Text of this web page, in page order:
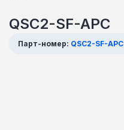
QSC2-SF-APC
Парт-номер: QSC2-SF-APC